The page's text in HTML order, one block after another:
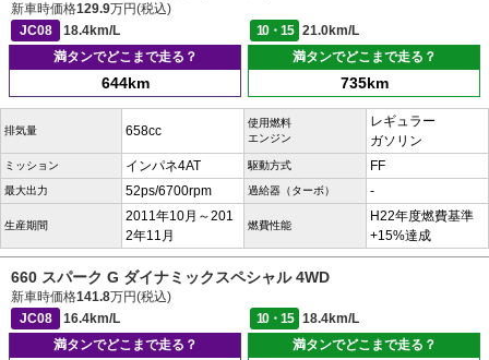
新車時価格129.9万円(税込)
JC08
18.4km/L 10・15
21.0km/L
満タンでどこまで走る？
644km
満タンでどこまで走る？
735km
排気量 658cc
使用燃料
エンジン
レギュラー
ガソリン
ミッション インパネ4AT 駆動方式 FF
最大出力 52ps/6700rpm 過給器（ターボ） -
生産期間
2011年10月～201
2年11月
燃費性能
H22年度燃費基準
+15%達成
660 スパーク G ダイナミックスペシャル 4WD
新車時価格141.8万円(税込)
JC08
16.4km/L 10・15
18.4km/L
満タンでどこまで走る？
満タンでどこまで走る？